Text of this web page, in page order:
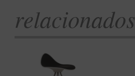
relacionados